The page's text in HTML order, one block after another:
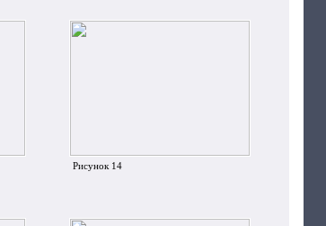
Рисунок 14